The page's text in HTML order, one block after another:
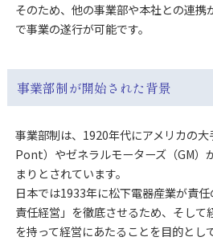
そのため、他の事業部や本社との連携
で事業の遂行が可能です。
事業部制が開始された背景
事業部制は、1920年代にアメリカの
Pont）やゼネラルモーターズ（GM）
まりとされています。
日本では1933年に松下電器産業が責
責任経営」を徹底させるため、そして
を持って経営にあたることを目的とし